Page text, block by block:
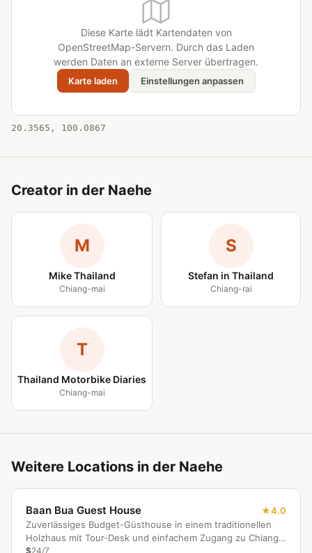
Diese Karte lädt Kartendaten von
OpenStreetMap-Servern. Durch das Laden
werden Daten an externe Server übertragen.
Karte laden Einstellungen anpassen
20.3565, 100.0867
Creator in der Naehe
M
Mike Thailand
Chiang-mai
S
Stefan in Thailand
Chiang-rai
T
Thailand Motorbike Diaries
Chiang-mai
Weitere Locations in der Naehe
Baan Bua Guest House
4.0
Zuverlässiges Budget-Güsthouse in einem traditionellen
Holzhaus mit Tour-Desk und einfachem Zugang zu Chiang
$24/7